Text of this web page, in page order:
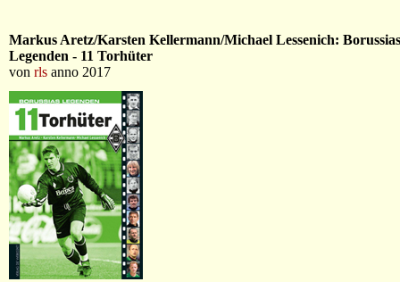
Markus Aretz/Karsten Kellermann/Michael Lessenich: Borussias
Legenden - 11 Torhüter
von rls anno 2017